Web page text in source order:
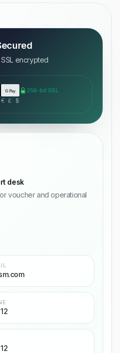
encrypted
G Pay
256-bit SSL
· £ · $
desk
voucher and operational